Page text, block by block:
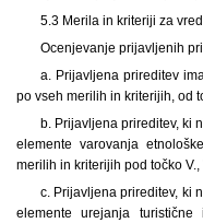
5.3 Merila in kriteriji za
Ocenjevanje prijavljenih
a. Prijavljena prireditev
po vseh merilih in kriterijih, od
b. Prijavljena prireditev, ki
elemente varovanja
merilih in kriterijih pod točko V.,
c. Prijavljena prireditev, ki
elemente urejanja